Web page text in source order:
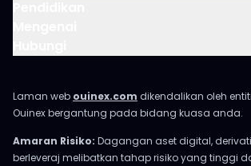
Laman web ouinex.com dikendalikan oleh
Ouinex bergantung pada bidang kuasa anda.
Amaran Risiko: Dagangan aset digital,
berleveraj melibatkan tahap risiko yang tinggi